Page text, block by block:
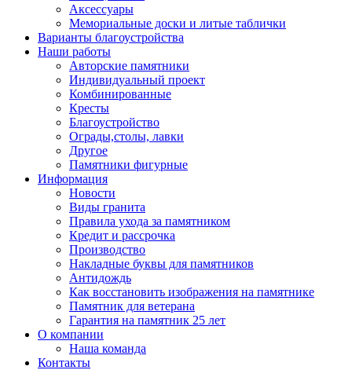
Аксессуары
Мемориальные доски и литые таблички
Варианты благоустройства
Наши работы
Авторские памятники
Индивидуальный проект
Комбинированные
Кресты
Благоустройство
Ограды,столы, лавки
Другое
Памятники фигурные
Информация
Новости
Виды гранита
Правила ухода за памятником
Кредит и рассрочка
Производство
Накладные буквы для памятников
Антидождь
Как восстановить изображения на памятнике
Памятник для ветерана
Гарантия на памятник 25 лет
О компании
Наша команда
Контакты